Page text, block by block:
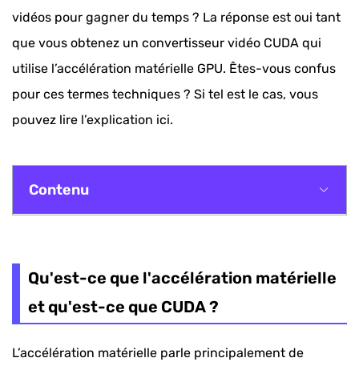
vidéos pour gagner du temps ? La réponse est oui tant
que vous obtenez un convertisseur vidéo CUDA qui
utilise l’accélération matérielle GPU. Êtes-vous confus
pour ces termes techniques ? Si tel est le cas, vous
pouvez lire l’explication ici.
Contenu
Le convertisseur vidéo CUDA le plus rapide
l'accélération CUDA/GPU
Qu'est-ce que l'accélération matérielle
et qu'est-ce que CUDA ?
L’accélération matérielle parle principalement de